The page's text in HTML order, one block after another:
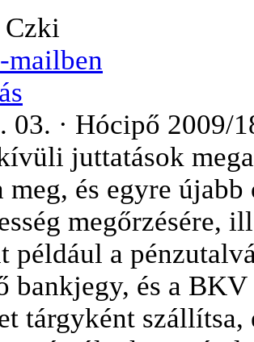
mailben
03. · Hócipő 2009/
juttatások
meg, és egyre
megőrzésére,
például a
bankjegy, és a
tárgyként